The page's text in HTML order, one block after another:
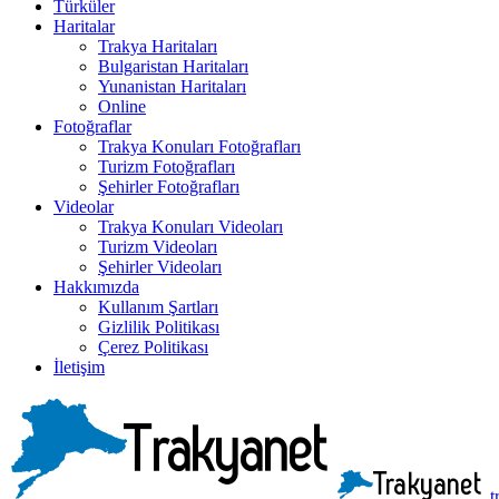
Türküler
Haritalar
Trakya Haritaları
Bulgaristan Haritaları
Yunanistan Haritaları
Online
Fotoğraflar
Trakya Konuları Fotoğrafları
Turizm Fotoğrafları
Şehirler Fotoğrafları
Videolar
Trakya Konuları Videoları
Turizm Videoları
Şehirler Videoları
Hakkımızda
Kullanım Şartları
Gizlilik Politikası
Çerez Politikası
İletişim